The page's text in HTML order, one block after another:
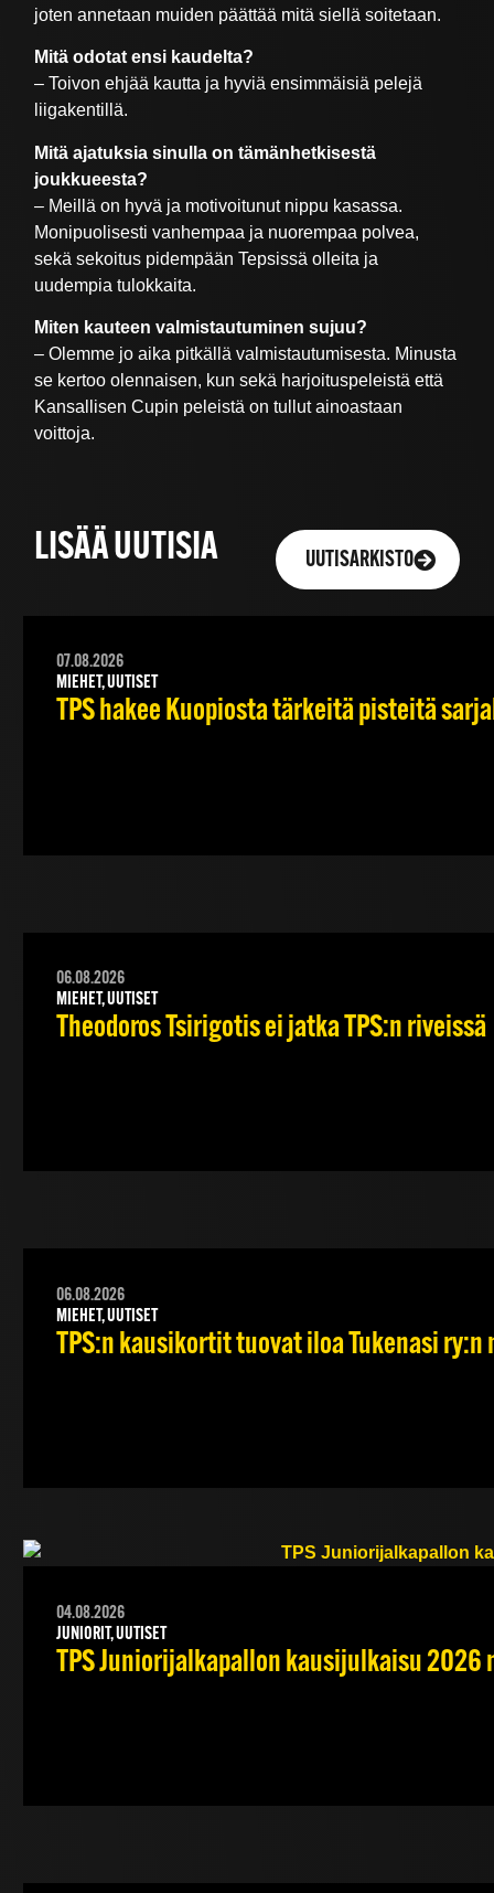
joten annetaan muiden päättää mitä siellä soitetaan.
Mitä odotat ensi kaudelta?
– Toivon ehjää kautta ja hyviä ensimmäisiä pelejä
liigakentillä.
Mitä ajatuksia sinulla on tämänhetkisestä
joukkueesta?
– Meillä on hyvä ja motivoitunut nippu kasassa.
Monipuolisesti vanhempaa ja nuorempaa polvea,
sekä sekoitus pidempään Tepsissä olleita ja
uudempia tulokkaita.
Miten kauteen valmistautuminen sujuu?
– Olemme jo aika pitkällä valmistautumisesta. Minusta
se kertoo olennaisen, kun sekä harjoituspeleistä että
Kansallisen Cupin peleistä on tullut ainoastaan
voittoja.
LISÄÄ UUTISIA UUTISARKISTO
07.08.2026
MIEHET, UUTISET
TPS hakee Kuopiosta tärkeitä pisteitä
06.08.2026
MIEHET, UUTISET
Theodoros Tsirigotis ei jatka TPS:n riveissä
06.08.2026
MIEHET, UUTISET
TPS:n kausikortit tuovat iloa Tukenasi
04.08.2026
JUNIORIT, UUTISET
TPS Juniorijalkapallon kausijulkaisu 2026